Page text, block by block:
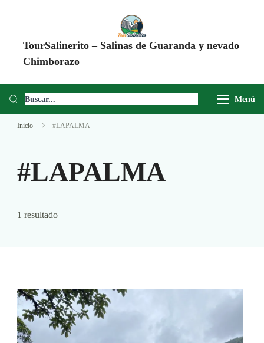
TourSalinerito – Salinas de Guaranda y nevado
Chimborazo
Chimborazo, Minas de Sal, Quesera El Salinerito, Chocolates El
Menú
Inicio #LAPALMA
#LAPALMA
1 resultado